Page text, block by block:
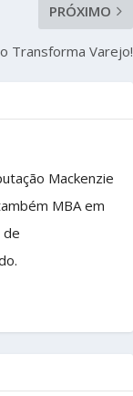
PRÓXIMO
Transforma Varejo!
Mackenzie
MBA em
de